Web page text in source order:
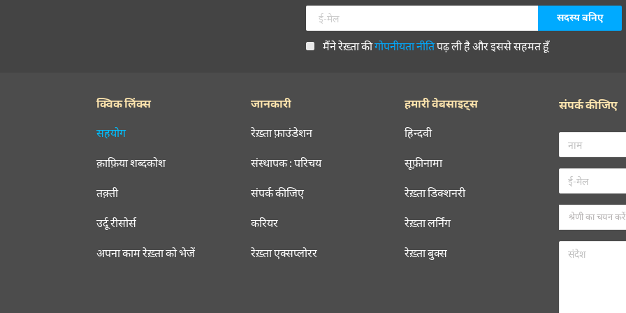
मैंने रेख़्ता कीगोपनीयता नीतिपढ़ ली है और इससे सहमत हूँ
क्विक लिंक्स
सहयोग
क़ाफ़िया शब्दकोश
तक़्ती
उर्दू रीसोर्स
अपना काम रेख़्ता को भेजें
जानकारी
रेख़्ता फ़ाउंडेशन
संस्थापक : परिचय
संपर्क कीजिए
करियर
रेख़्ता एक्सप्लोरर
हमारी वेबसाइट्स
हिन्दवी
सूफ़ीनामा
रेख़्ता डिक्शनरी
रेख़्ता लर्निंग
रेख़्ता बुक्स
संपर्क कीजिए